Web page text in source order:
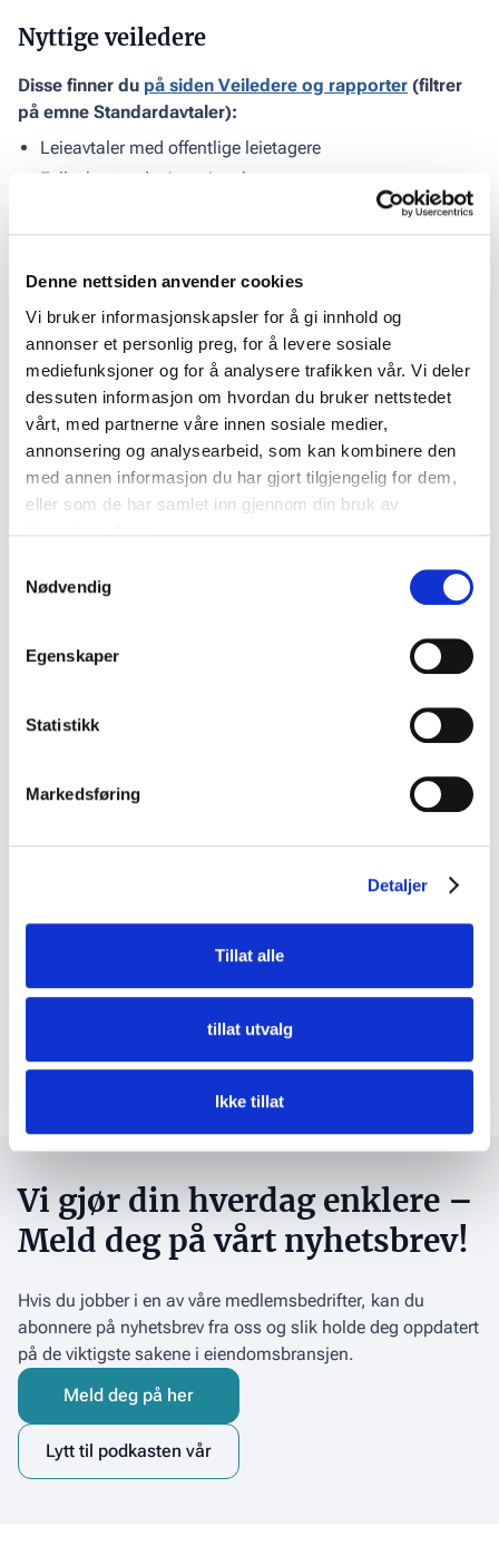
Denne nettsiden anvender cookies
Vi bruker informasjonskapsler for å gi innhold og
annonser et personlig preg, for å levere sosiale
mediefunksjoner og for å analysere trafikken vår. Vi deler
dessuten informasjon om hvordan du bruker nettstedet
vårt, med partnerne våre innen sosiale medier,
annonsering og analysearbeid, som kan kombinere den
med annen informasjon du har gjort tilgjengelig for dem,
eller som de har samlet inn gjennom din bruk av
Nødvendig
Egenskaper
Statistikk
Markedsføring
Detaljer
Tillat alle
tillat utvalg
Ikke tillat
Link
Dette innholdet er kun
tilgjengelig for
medlemmer
Logg inn
for å få adgang til maler og andre låste
Nyttige veiledere
Disse finner du på siden Veiledere og rapporter (filtrer
på emne Standardavtaler):
Leieavtaler med offentlige leietagere
Felleskostnader i næringsbygg
2025 | Standard Coworking Terms
Text
Standard Coworking House Rules
Text
Vi gjør din hverdag enklere –
Meld deg på vårt nyhetsbrev!
Hvis du jobber i en av våre medlemsbedrifter, kan du
abonnere på nyhetsbrev fra oss og slik holde deg oppdatert
på de viktigste sakene i eiendomsbransjen.
Meld deg på her
Lytt til podkasten vår